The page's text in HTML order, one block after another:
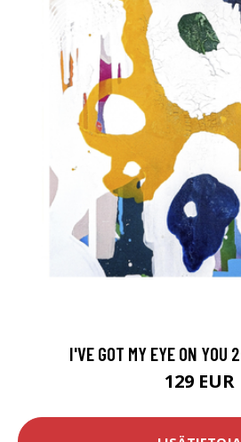
I'VE GOT MY EYE ON YOU
129 EUR